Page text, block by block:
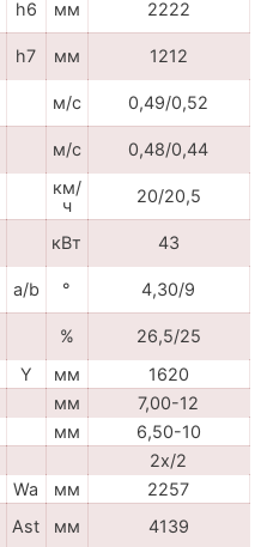
h6 мм
2222
h7 мм
1212
м/с
0,49/0,52
м/с
0,48/0,44
км/
ч
20/20,5
кВт
43
a/b °
4,30/9
%
26,5/25
Y мм
1620
мм
7,00-12
мм
6,50-10
2x/2
Wa мм
2257
Ast мм
4139